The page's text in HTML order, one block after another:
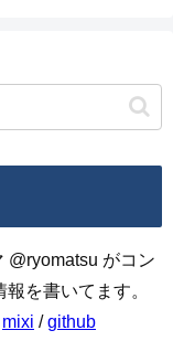
@ryomatsu がコン
を書いてます。
mixi /github